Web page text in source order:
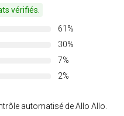
vérifiés.
61%
30%
7%
2%
automatisé de Allo Allo.